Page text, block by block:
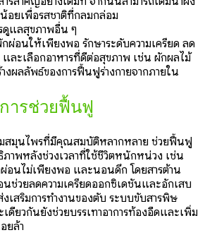
อยเพื่อรสชาติที่กลมกล่อม
ดูแลสุขภาพอื่น ๆ
กผ่อนให้เพียงพอ รักษาระดับความเครียด ลด
และเลือกอาหารที่ดีต่อสุขภาพ เช่น ผักผลไม้
งผลลัพธ์ของการฟื้นฟูร่างกายจากภายใน
ารช่วยฟื้นฟู
สมุนไพรที่มีคุณสมบัติหลากหลาย ช่วยฟื้นฟู
ภาพหลังช่วงเวลาที่ใช้ชีวิตหนักหน่วง เช่น
อนไม่เพียงพอ และนอนดึก โดยสารต้าน
ช่วยลดความเครียดออกซิเดชันและอักเสบ
เสริมการทำงานของตับ ระบบขับสารพิษ
ยวกันยังช่วยบรรเทาอาการท้องอืดและเพิ่ม
ยล้า